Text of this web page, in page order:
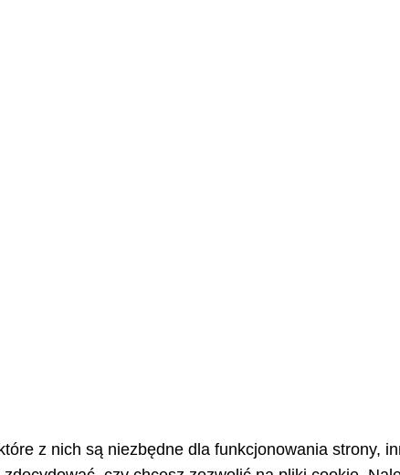
z nich są niezbędne dla funkcjonowania strony,